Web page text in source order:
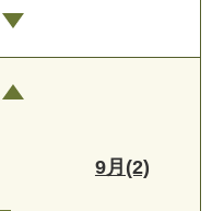
9月(2)